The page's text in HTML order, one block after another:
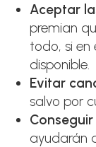
Aceptar
premian
todo, si
disponible.
Evitar
salvo por
ayudarán